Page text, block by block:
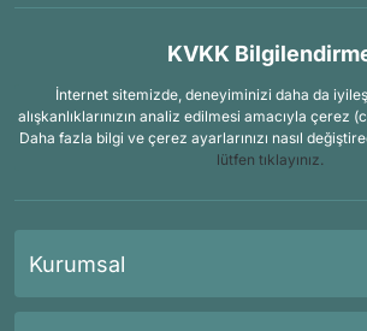
KVKK
İnternet sitemizde, deneyiminizi daha da
alışkanlıklarınızın analiz edilmesi amacıyla çerez
Daha fazla bilgi ve çerez ayarlarınızı nasıl
lütfen tıklayınız.
Kurumsal